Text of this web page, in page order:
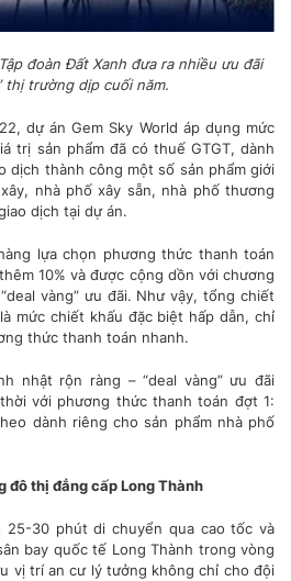
đoàn Đất Xanh đưa ra nhiều ưu đãi
thị trường dịp cuối năm.
dự án Gem Sky World áp dụng mức
trị sản phẩm đã có thuế GTGT, dành
dịch thành công một số sản phẩm giới
nhà phố xây sẵn, nhà phố thương
dịch tại dự án.
lựa chọn phương thức thanh toán
10% và được cộng dồn với chương
vàng” ưu đãi. Như vậy, tổng chiết
mức chiết khấu đặc biệt hấp dẫn, chỉ
thức thanh toán nhanh.
nhật rộn ràng – “deal vàng” ưu đãi
với phương thức thanh toán đợt 1:
dành riêng cho sản phẩm nhà phố
đô thị đẳng cấp Long Thành
25-30 phút di chuyển qua cao tốc và
bay quốc tế Long Thành trong vòng
vị trí an cư lý tưởng không chỉ cho đội